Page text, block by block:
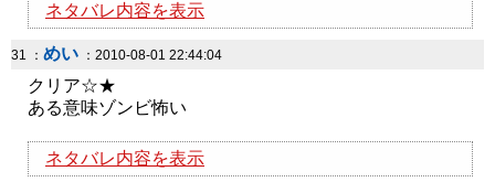
ネタバレ内容を表示
31 ： めい ：2010-08-01 22:44:04
クリア☆★
ある意味ゾンビ怖い
ネタバレ内容を表示